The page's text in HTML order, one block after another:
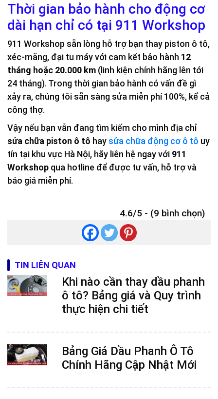
Thời gian bảo hành cho động cơ
dài hạn chỉ có tại 911 Workshop
911 Workshop sẵn lòng hỗ trợ bạn thay piston ô tô,
xéc-măng, đại tu máy với cam kết bảo hành 12
tháng hoặc 20.000 km (linh kiện chính hãng lên tới
24 tháng). Trong thời gian bảo hành có vấn đề gì
xảy ra, chúng tôi sẵn sàng sửa miễn phí 100%, kể cả
công thợ.
Vậy nếu bạn vẫn đang tìm kiếm cho mình địa chỉ
sửa chữa piston ô tô hay sửa chữa động cơ ô tô uy
tín tại khu vực Hà Nội, hãy liên hệ ngay với 911
Workshop qua hotline để được tư vấn, hỗ trợ và
báo giá miễn phí.
4.6/5 - (9 bình chọn)
TIN LIÊN QUAN
Khi nào cần thay dầu phanh
ô tô? Bảng giá và Quy trình
thực hiện chi tiết
Bảng Giá Dầu Phanh Ô Tô
Chính Hãng Cập Nhật Mới